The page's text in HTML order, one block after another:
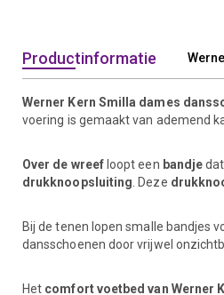
Productinformatie
Werner Kern Smilla dames
voering is gemaakt van ademend
Over de wreefloopt een bandje
drukknoopsluiting . Deze
Bij de tenen lopen smalle bandjes
dansschoenen door vrijwel
Het comfort voetbed van Werner